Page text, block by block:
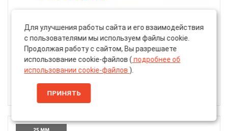
Артикул: 34460362
Скотч Двусторонний «Volvex» VX-5-19, Пленка PE,
Клей AM, 19мм, 5м (34460362)
Для улучшения работы сайта и его взаимодействия
с пользователями мы используем файлы cookie.
Продолжая работу с сайтом, Вы разрешаете
использование cookie-файлов ( подробнее об
использовании cookie-файлов ).
ПРИНЯТЬ